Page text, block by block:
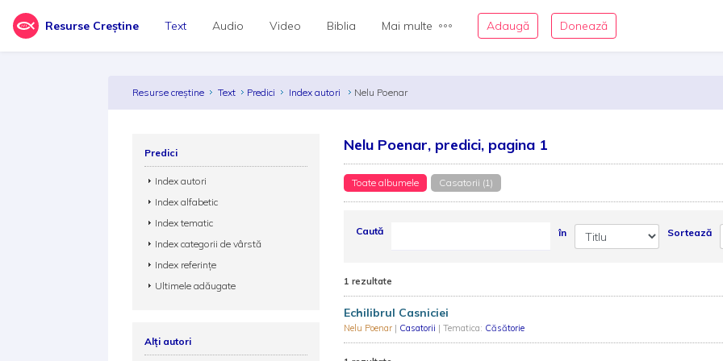
Resurse Creștine Text Audio Video Biblia Mai multe Adaugă Donează
Resurse creștine Text Predici Index autori Nelu Poenar
Nelu Poenar, predici, pagina 1
Toate albumele Casatorii (1)
Caută în Sortează
1 rezultate
Echilibrul Casniciei
Nelu Poenar | Casatorii | Tematica: Căsătorie
Predici
Index autori
Index alfabetic
Index tematic
Index categorii de vârstă
Index referințe
Ultimele adăugate
Alți autori